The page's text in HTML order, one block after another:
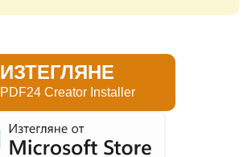
ИЗТЕГЛЯНЕ
PDF24 Creator Installer